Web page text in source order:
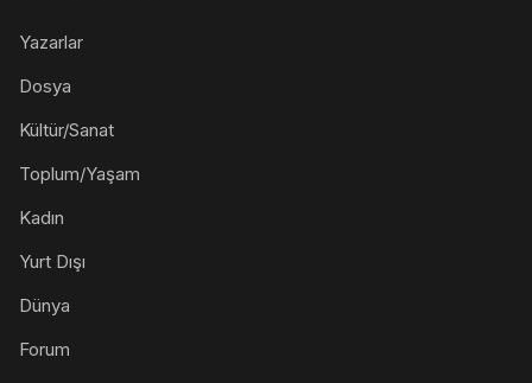
Yazarlar
Dosya
Kültür/Sanat
Toplum/Yaşam
Kadın
Yurt Dışı
Dünya
Forum